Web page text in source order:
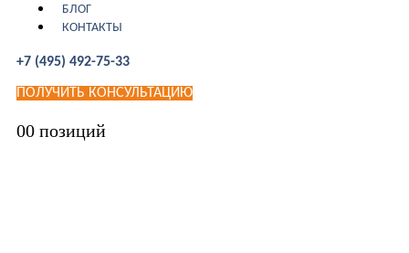
БЛОГ
КОНТАКТЫ
+7 (495) 492-75-33
ПОЛУЧИТЬ КОНСУЛЬТАЦИЮ
00 позиций